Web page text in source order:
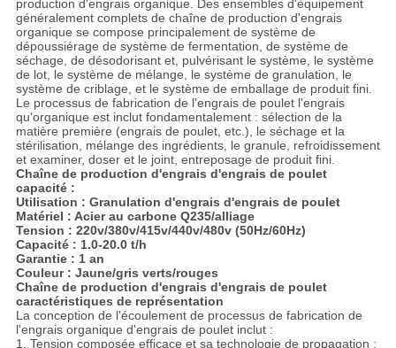
production d'engrais organique. Des ensembles d'équipement
généralement complets de chaîne de production d'engrais
organique se compose principalement de système de
dépoussiérage de système de fermentation, de système de
séchage, de désodorisant et, pulvérisant le système, le système
de lot, le système de mélange, le système de granulation, le
système de criblage, et le système de emballage de produit fini.
Le processus de fabrication de l'engrais de poulet l'engrais
qu'organique est inclut fondamentalement : sélection de la
matière première (engrais de poulet, etc.), le séchage et la
stérilisation, mélange des ingrédients, le granule, refroidissement
et examiner, doser et le joint, entreposage de produit fini.
Chaîne de production d'engrais d'engrais de poulet
capacité :
Utilisation : Granulation d'engrais d'engrais de poulet
Matériel : Acier au carbone Q235/alliage
Tension : 220v/380v/415v/440v/480v (50Hz/60Hz)
Capacité : 1.0-20.0 t/h
Garantie : 1 an
Couleur : Jaune/gris verts/rouges
Chaîne de production d'engrais d'engrais de poulet
caractéristiques de représentation
La conception de l'écoulement de processus de fabrication de
l'engrais organique d'engrais de poulet inclut :
1. Tension composée efficace et sa technologie de propagation ;